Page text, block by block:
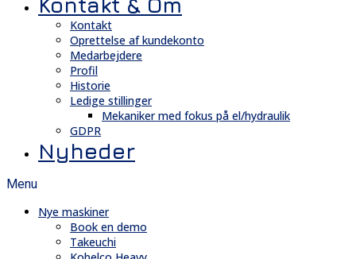
Kontakt
Oprettelse af kundekonto
Medarbejdere
Profil
Historie
Ledige stillinger
Mekaniker med fokus på el/hydraulik
GDPR
Nyheder
Menu
Nye maskiner
Book en demo
Takeuchi